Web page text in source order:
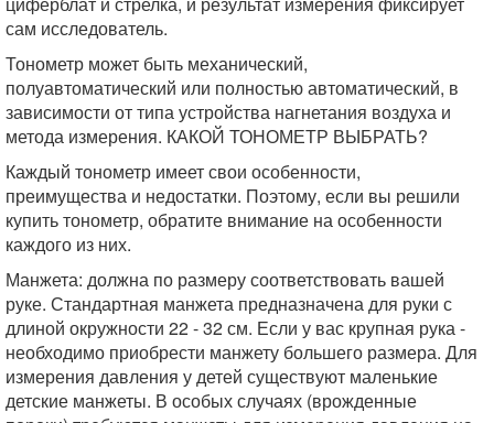
сам исследователь.
Тонометр может быть механический,
полуавтоматический или полностью автоматический, в
зависимости от типа устройства нагнетания воздуха и
метода измерения. КАКОЙ ТОНОМЕТР ВЫБРАТЬ?
Каждый тонометр имеет свои особенности,
преимущества и недостатки. Поэтому, если вы решили
купить тонометр, обратите внимание на особенности
каждого из них.
Манжета: должна по размеру соответствовать вашей
руке. Стандартная манжета предназначена для руки с
длиной окружности 22 - 32 см. Если у вас крупная рука -
необходимо приобрести манжету большего размера. Для
измерения давления у детей существуют маленькие
детские манжеты. В особых случаях (врожденные